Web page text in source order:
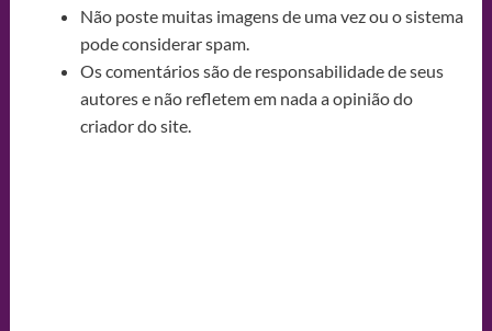
Não poste muitas imagens de uma vez ou o sistema
pode considerar spam.
Os comentários são de responsabilidade de seus
autores e não refletem em nada a opinião do
criador do site.